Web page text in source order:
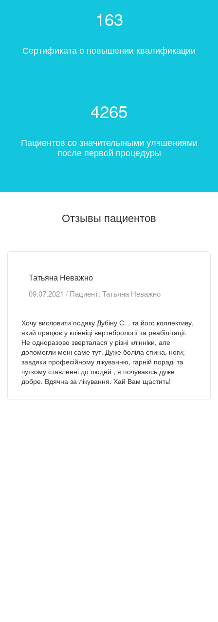
163
Сертификата о повышении квалификации
4265
Пациентов со значителыными улчшениями
после первой процедуры
Отзывы пациентов
Evhen Patsan
25.06.2021 / Пациент: Evhen Patsan
Проходил лечение с диагнозом ARS синдром.
Лечащим врачом был Дубин Станислав Анатольевич.
Работой Станислава Анатольевича доволен на все
100% , лечение было грамотно расписано и
выполнено , за что выражаю ему огромную
благодарность . С первого разговора было ясно, что я
разговариваю с профессионалом, что он собственно